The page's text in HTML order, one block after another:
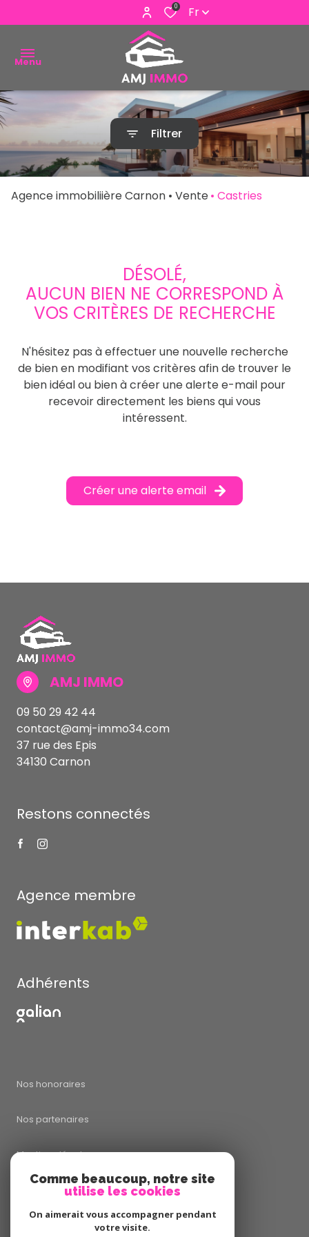
0 Fr
Menu
ACHETER
VENDRE
ESTIMER
CONTACTER
Filtrer
Agence immobiliière Carnon Vente Castries
DÉSOLÉ,
AUCUN BIEN NE CORRESPOND À
VOS CRITÈRES DE RECHERCHE
N'hésitez pas à effectuer une nouvelle recherche
de bien en modifiant vos critères afin de trouver le
bien idéal ou bien à créer une alerte e-mail pour
recevoir directement les biens qui vous
intéressent.
Créer une alerte email
AMJ IMMO
09 50 29 42 44
contact@amj-immo34.com
37 rue des Epis
34130 Carnon
Restons connectés
Agence membre
Adhérents
Nos honoraires
Nos partenaires
Mentions légales
Comme beaucoup, notre site
utilise les cookies
On aimerait vous accompagner pendant
votre visite.